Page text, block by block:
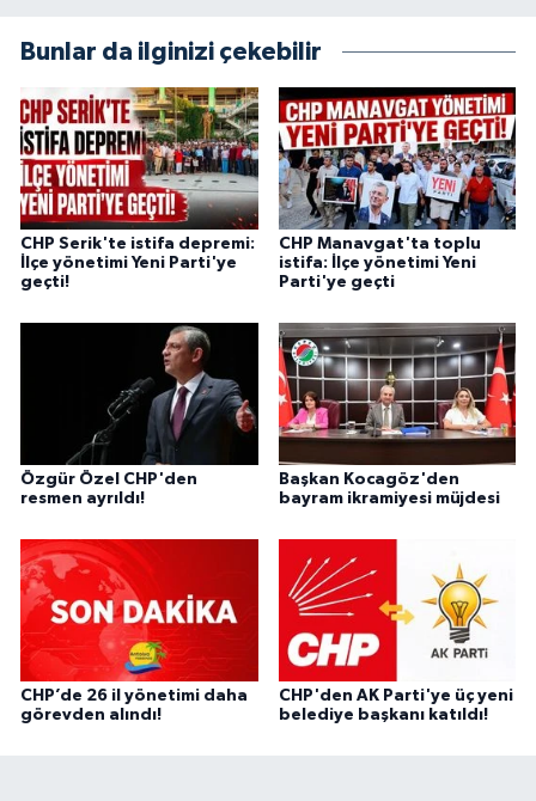
alanlarda ürettiğim içeriklerle kamuoyuna
fayda sağla
Bunlar da ilginizi çekebilir
CHP Serik'te istifa depremi:
İlçe yönetimi Yeni Parti'ye
geçti!
CHP Manavgat'ta toplu
istifa: İlçe yönetimi Yeni
Parti'ye geçti
Özgür Özel CHP'den
resmen ayrıldı!
Başkan Kocagöz'den
bayram ikramiyesi müjdesi
CHP’de 26 il yönetimi daha
görevden alındı!
CHP'den AK Parti'ye üç yeni
belediye başkanı katıldı!